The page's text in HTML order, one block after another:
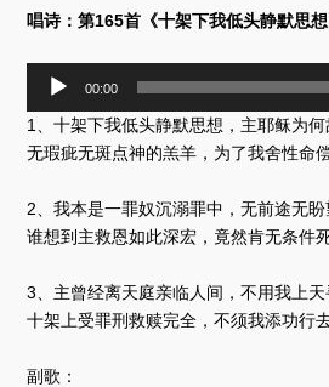
唱诗：第165首《十架下我低头静默思想
播
放
00:00
1、十架下我低头静默思想，主耶稣为何
无瑕疵无斑点神的羔羊，为了我舍性命偿
2、我本是一罪奴沉溺罪中，无前途无盼
谁想到主救恩如此深宏，竟然肯无条件死
3、主曾经离天庭亲临人间，不用我上天
十架上受罪刑救赎完全，不须我添功行去
副歌：